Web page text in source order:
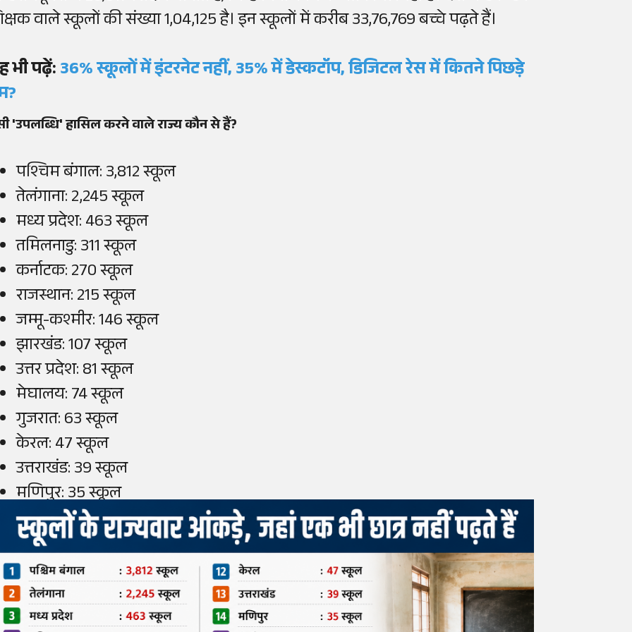
वाले स्कूलों की संख्या 1,04,125 है। इन स्कूलों में करीब 33,76,769 बच्चे पढ़ते हैं।
भी पढ़ें:36% स्कूलों में इंटरनेट नहीं, 35% में डेस्कटॉप, डिजिटल रेस में कितने पिछड़े
'उपलब्धि' हासिल करने वाले राज्य कौन से हैं?
पश्चिम बंगाल: 3,812 स्कूल
तेलंगाना: 2,245 स्कूल
मध्य प्रदेश: 463 स्कूल
तमिलनाडु: 311 स्कूल
कर्नाटक: 270 स्कूल
राजस्थान: 215 स्कूल
जम्मू-कश्मीर: 146 स्कूल
झारखंड: 107 स्कूल
उत्तर प्रदेश: 81 स्कूल
मेघालय: 74 स्कूल
गुजरात: 63 स्कूल
केरल: 47 स्कूल
उत्तराखंड: 39 स्कूल
मणिपुर: 35 स्कूल
मिजोरम: 32 स्कूल
अरुणाचल प्रदेश: 21 स्कूल
पंजाब: 13 स्कूल
लद्दाख: 10 स्कूल
बिहार: 5 स्कूल